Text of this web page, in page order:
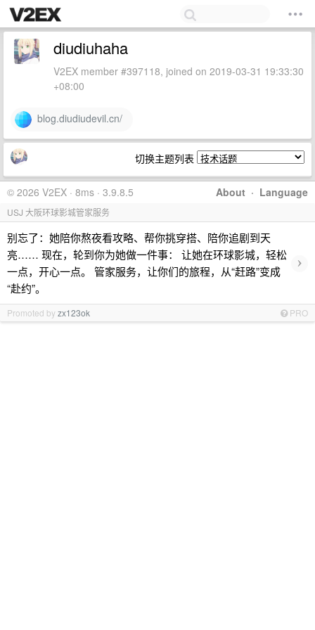
diudiuhaha
V2EX member #397118, joined on 2019-03-31 19:33:30
+08:00
blog.diudiudevil.cn/
切换主题列表
About · Language
© 2026 V2EX · 8ms · 3.9.8.5
USJ 大阪环球影城管家服务
别忘了：她陪你熬夜看攻略、帮你挑穿搭、陪你追剧到天
亮…… 现在，轮到你为她做一件事： 让她在环球影城，轻松
一点，开心一点。 管家服务，让你们的旅程，从“赶路”变成
“赴约”。
›
Promoted byzx123ok PRO